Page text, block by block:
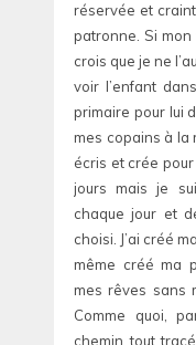
réservée et
patronne. Si mon
crois que je ne
voir l’enfant
primaire pour lui
mes copains à la
écris et crée
jours mais je
chaque jour et
choisi. J’ai créé
même créé ma
mes rêves sans
Comme quoi,
chemin tout